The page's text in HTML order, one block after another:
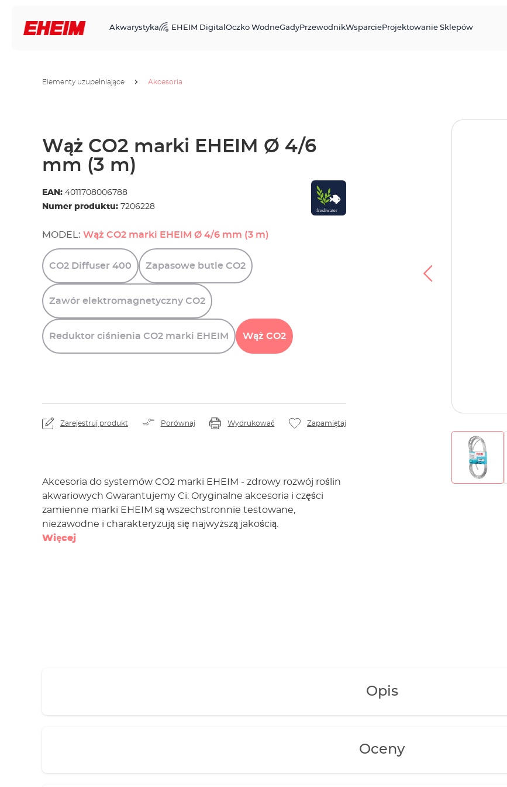
Akwarystyka EHEIM Digital Oczko WodneGadyPrzewodnikWsparcieProjektowanie Sklepów
Elementy uzupełniające Akcesoria
Wąż CO2 marki EHEIM Ø 4/6
mm (3 m)
EAN: 4011708006788
Numer produktu: 7206228
MODEL: Wąż CO2 marki EHEIM Ø 4/6 mm (3 m)
CO2 Diffuser 400 Zapasowe butle CO2
Zawór elektromagnetyczny CO2
Reduktor ciśnienia CO2 marki EHEIM Wąż CO2
Zarejestruj produkt Porównaj Wydrukować Zapamiętaj
Akcesoria do systemów CO2 marki EHEIM - zdrowy rozwój roślin
akwariowych Gwarantujemy Ci: Oryginalne akcesoria i części
zamienne marki EHEIM są wszechstronnie testowane,
niezawodne i charakteryzują się najwyższą jakością.
Więcej
Opis
Oceny